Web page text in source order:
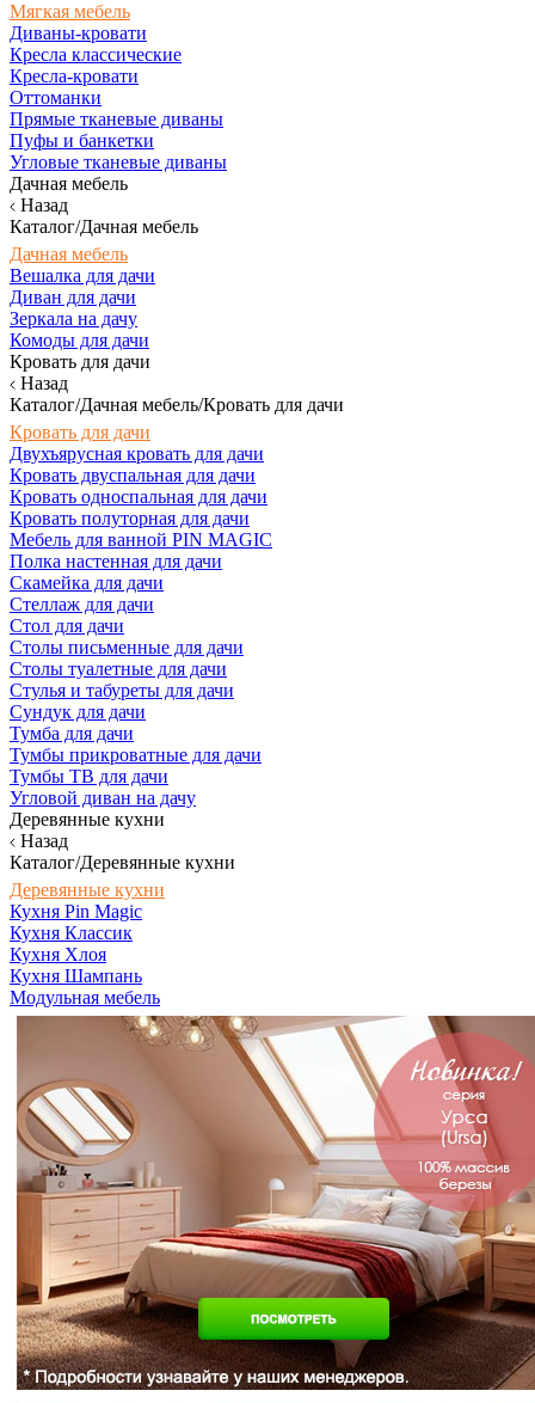
Мягкая мебель
Диваны-кровати
Кресла классические
Кресла-кровати
Оттоманки
Прямые тканевые диваны
Пуфы и банкетки
Угловые тканевые диваны
Дачная мебель
Назад
Каталог/Дачная мебель
Дачная мебель
Вешалка для дачи
Диван для дачи
Зеркала на дачу
Комоды для дачи
Кровать для дачи
Назад
Каталог/Дачная мебель/Кровать для дачи
Кровать для дачи
Двухъярусная кровать для дачи
Кровать двуспальная для дачи
Кровать односпальная для дачи
Кровать полуторная для дачи
Мебель для ванной PIN MAGIC
Полка настенная для дачи
Скамейка для дачи
Стеллаж для дачи
Стол для дачи
Столы письменные для дачи
Столы туалетные для дачи
Стулья и табуреты для дачи
Сундук для дачи
Тумба для дачи
Тумбы прикроватные для дачи
Тумбы ТВ для дачи
Угловой диван на дачу
Деревянные кухни
Назад
Каталог/Деревянные кухни
Деревянные кухни
Кухня Pin Magic
Кухня Классик
Кухня Хлоя
Кухня Шампань
Модульная мебель